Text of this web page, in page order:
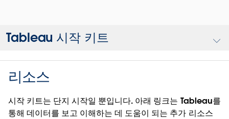
Tableau 시작 키트
리소스
시작 키트는 단지 시작일 뿐입니다. 아래 링크는 Tableau를
통해 데이터를 보고 이해하는 데 도움이 되는 추가 리소스